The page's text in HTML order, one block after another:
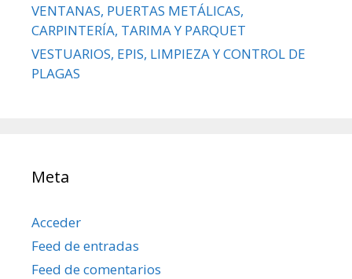
VENTANAS, PUERTAS METÁLICAS,
CARPINTERÍA, TARIMA Y PARQUET
VESTUARIOS, EPIS, LIMPIEZA Y CONTROL DE
PLAGAS
Meta
Acceder
Feed de entradas
Feed de comentarios